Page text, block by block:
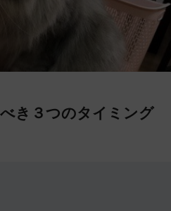
き３つのタイミング